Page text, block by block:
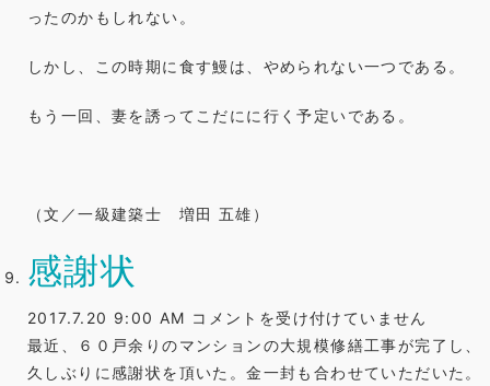
ったのかもしれない。
しかし、この時期に食す鰻は、やめられない一つである。
もう一回、妻を誘ってこだにに行く予定いである。
（文／一級建築士 増田 五雄）
感謝状
2017.7.20 9:00 AM 感
謝
状
コメントを受け付けていません
最近、６０戸余りのマンションの大規模修繕工事が完了し、
久しぶりに感謝状を頂いた。金一封も合わせていただいた。